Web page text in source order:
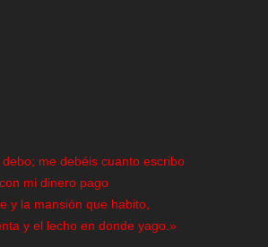
me debéis cuanto escribo
mi dinero pago
y la mansión que habito,
y el lecho en donde yago.»